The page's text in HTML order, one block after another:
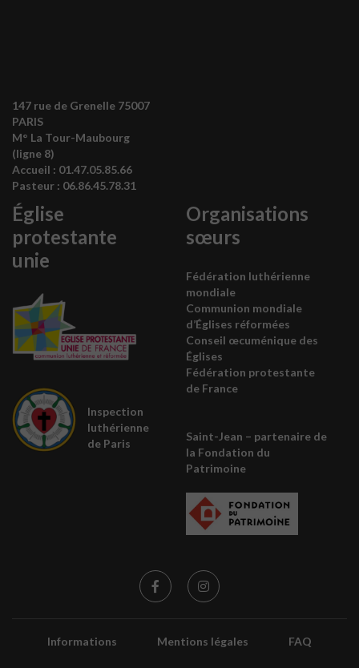
147 rue de Grenelle 75007
PARIS
M° La Tour-Maubourg
(ligne 8)
Accueil : 01.47.05.85.66
Pasteur : 06.86.45.78.31
Église
protestante
unie
Inspection
luthérienne
de Paris
Organisations
sœurs
Fédération luthérienne
mondiale
Communion mondiale
d’Églises réformées
Conseil œcuménique des
Églises
Fédération protestante
de France
Saint-Jean – partenaire de
la Fondation du
Patrimoine
Informations Mentions légales FAQ